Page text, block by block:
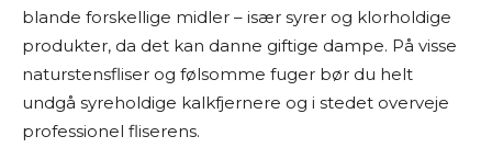
blande forskellige midler – især syrer og klorholdige
produkter, da det kan danne giftige dampe. På visse
naturstensfliser og følsomme fuger bør du helt
undgå syreholdige kalkfjernere og i stedet overveje
professionel fliserens.